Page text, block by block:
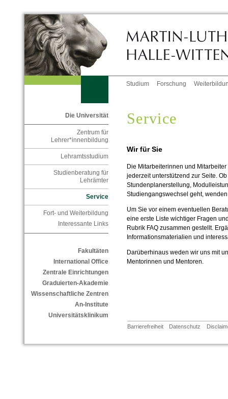
Studium Forschung
Die Universität
Zentrum für
Lehrer*innenbildung
Lehramtsstudium
Studienberatung für
Lehrämter
Service
Fort- und Weiterbildung
Interessante Links
Fakultäten
International Office
Zentrale Einrichtungen
Graduierten-Akademie
Wissenschaftliche Zentren
An-Institute
Universitätsklinikum
Service
Wir für Sie
Die Mitarbeiterinnen und
jederzeit unterstützend zur Seite.
Stundenplanerstellung,
Studiengangswechsel geht,
Um Sie vor einem eventuellen
eine erste Liste wichtiger Fragen
Rubrik FAQ zusammen gestellt.
Informationsmaterialien und
Darüberhinaus weden wir uns mit
Mentorinnen und Mentoren.
Barrierefreiheit Datenschutz